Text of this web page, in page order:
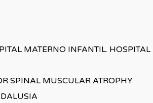
MATERNO INFANTIL. HOSPITAL
SPINAL MUSCULAR ATROPHY